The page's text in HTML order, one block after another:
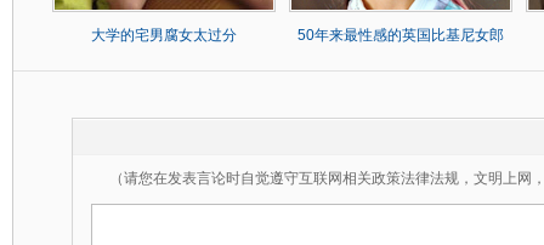
大学的宅男腐女太过分 50年来最性感的英国比基尼女郎
（请您在发表言论时自觉遵守互联网相关政策法律法规，文明上网